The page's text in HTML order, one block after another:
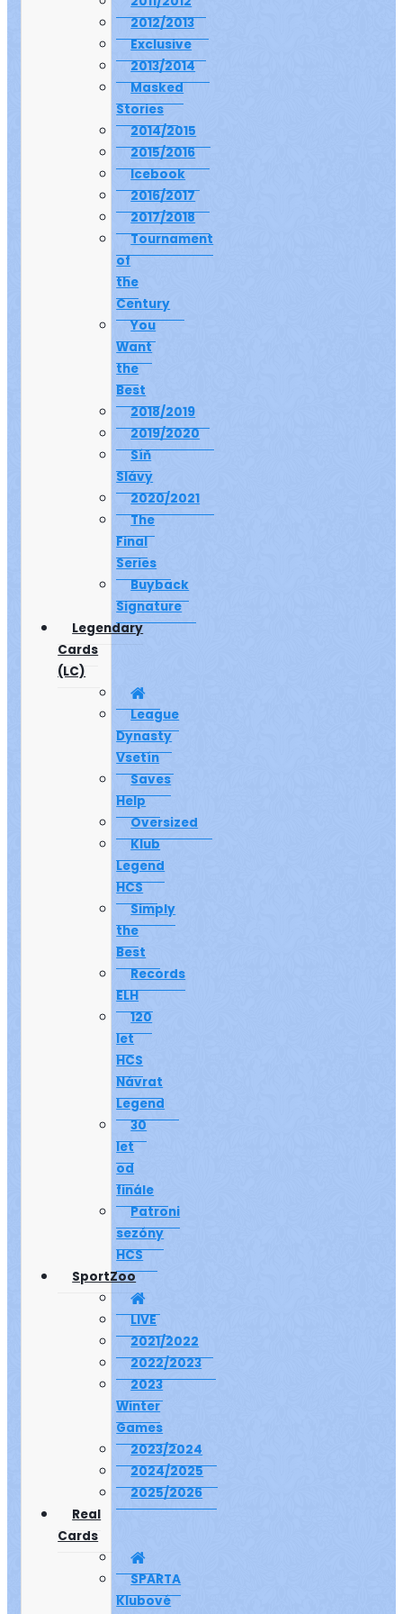
2012/2013
Exclusive
2013/2014
Masked
Stories
2014/2015
2015/2016
Icebook
2016/2017
2017/2018
Tournament
of
the
Century
You
Want
the
Best
2018/2019
2019/2020
Síň
Slávy
2020/2021
The
Final
Series
Buyback
Signature
Legendary
Cards
(LC)
League
Dynasty
Vsetín
Saves
Help
Oversized
Klub
Legend
HCS
Simply
the
Best
Records
ELH
120
let
HCS
Návrat
Legend
30
let
od
finále
Patroni
sezóny
HCS
SportZoo
LIVE
2021/2022
2022/2023
2023
Winter
Games
2023/2024
2024/2025
2025/2026
Real
Cards
SPARTA
Klubové